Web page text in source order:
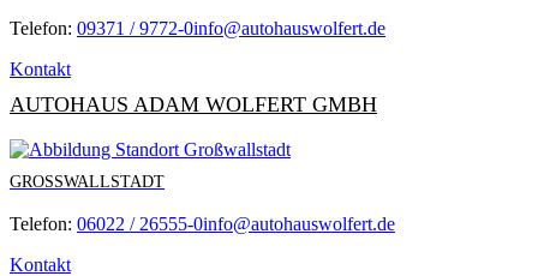
Telefon: 09371 / 9772-0info@autohauswolfert.de
Kontakt
AUTOHAUS ADAM WOLFERT GMBH
GROSSWALLSTADT
Telefon: 06022 / 26555-0info@autohauswolfert.de
Kontakt